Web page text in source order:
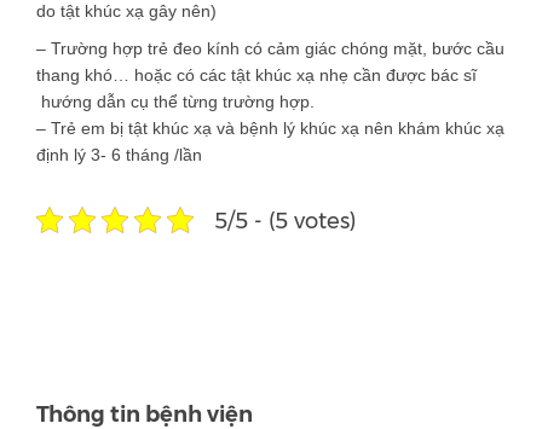
do tật khúc xạ gây nên)
– Trường hợp trẻ đeo kính có cảm giác chóng mặt, bước cầu
thang khó… hoặc có các tật khúc xạ nhẹ cần được bác sĩ
hướng dẫn cụ thể từng trường hợp.
– Trẻ em bị tật khúc xạ và bệnh lý khúc xạ nên khám khúc xạ
định lý 3- 6 tháng /lần
5/5 - (5 votes)
Thông tin bệnh viện